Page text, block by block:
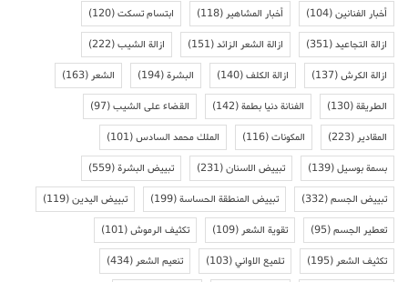
أخبار الفنانين(104) أخبار المشاهير(118) ابتسام تسكت(120)
ازالة التجاعيد(351) ازالة الشعر الزائد(151) ازالة الشيب(222)
ازالة الكرش(137) ازالة الكلف(140) البشرة(194) الشعر(163)
الطريقة(130) الفنانة دنيا بطمة(142) القضاء على الشيب(97)
المقادير(223) المكونات(116) الملك محمد السادس(101)
بسمة بوسيل(139) تبييض الاسنان(231) تبييض البشرة(559)
تبييض الجسم(332) تبييض المنطقة الحساسة(199) تبييض اليدين(119)
تعطير الجسم(95) تقوية الشعر(109) تكثيف الرموش(101)
تكثيف الشعر(195) تلميع الاواني(103) تنعيم الشعر(434)